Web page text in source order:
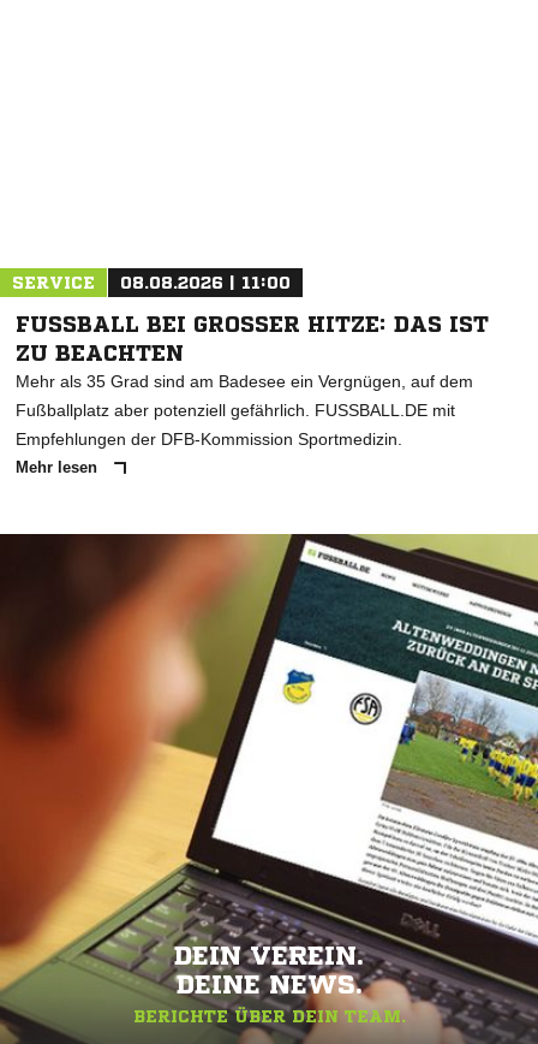
SERVICE 08.08.2026 | 11:00
FUSSBALL BEI GROSSER HITZE: DAS IST ZU
BEACHTEN
Mehr als 35 Grad sind am Badesee ein Vergnügen, auf dem
Fußballplatz aber potenziell gefährlich. FUSSBALL.DE mit
Empfehlungen der DFB-Kommission Sportmedizin.
Mehr lesen
DEIN VEREIN.
DEINE NEWS.
BERICHTE ÜBER DEIN TEAM.